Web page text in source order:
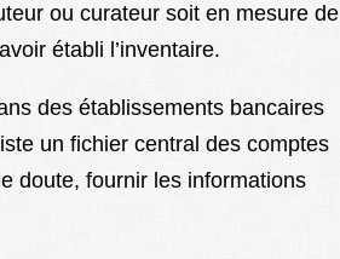
ou curateur soit en mesure de
établi l’inventaire.
des établissements bancaires
un fichier central des comptes
doute, fournir les informations